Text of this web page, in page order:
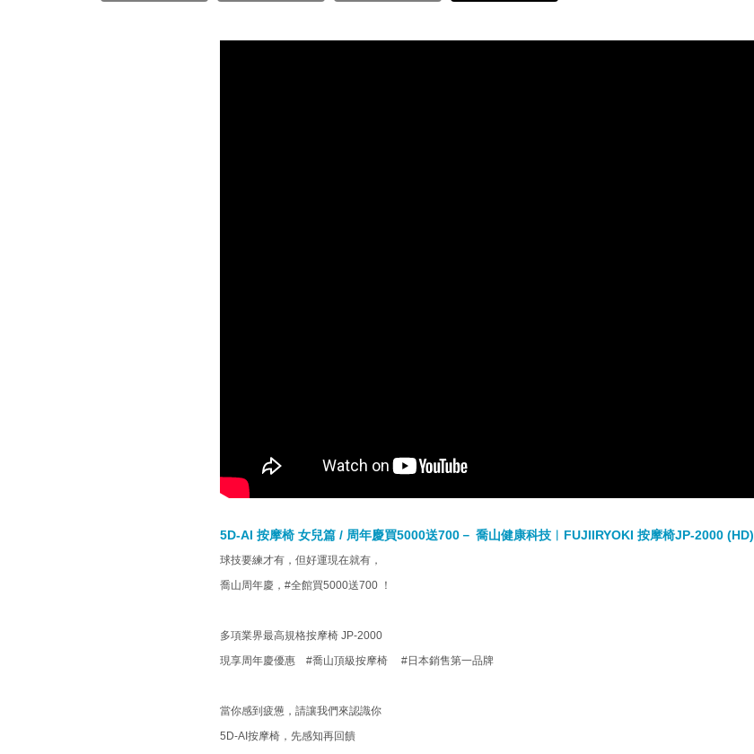
5D-AI 按摩椅 女兒篇 / 周年慶買5000送700－ 喬山健康科技︱FUJIIRYOKI 按摩椅JP-2000 (HD)
球技要練才有，但好運現在就有，
喬山周年慶，#全館買5000送700 ！
多項業界最高規格按摩椅 JP-2000
現享周年慶優惠 #喬山頂級按摩椅 #日本銷售第一品牌
當你感到疲憊，請讓我們來認識你
5D-AI按摩椅，先感知再回饋